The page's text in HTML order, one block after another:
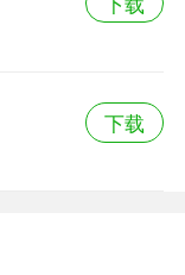
下载